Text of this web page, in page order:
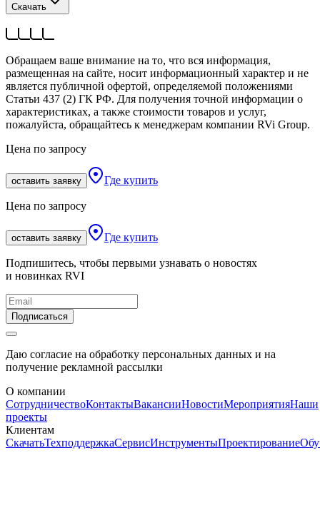
Скачать
Обращаем ваше внимание на то, что вся информация,
размещенная на сайте, носит информационный характер и не
является публичной офертой, определяемой положениями
Статьи 437 (2) ГК РФ. Для получения точной информации о
характеристиках, а также стоимости товаров и услуг,
пожалуйста, обращайтесь к менеджерам компании RVi Group.
Цена по запросу
оставить заявку Где купить
Цена по запросу
оставить заявку Где купить
Подпишитесь, чтобы первыми узнавать о новостях
и новинках RVI
Подписаться
Даю согласие на обработку персональных данных и на
получение рекламной рассылки
О компании
СотрудничествоКонтактыВакансииНовостиМероприятияНаши
проекты
Клиентам
СкачатьТехподдержкаСервисИнструментыПроектирование